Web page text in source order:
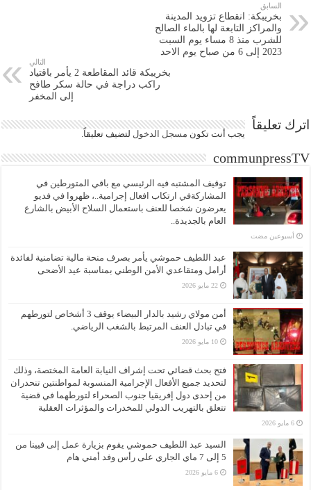
السابق
بخريبكة: انقطاع تزويد المدينة
والمراكز التابعة لها بالماء الصالح
للشرب منذ 8 مساء يوم السبت
2023 إلى 6 من صباح يوم الاحد
التالي
بخريبكة قائد المقاطعة 2 يأمر باقتياد
راكب دراجة في حالة سكر طافح
إلى المخفر
اترك تعليقاً
يجب أنت تكون مسجل الدخول لتضيف تعليقاً.
communpressTV
توقيف المشتبه فيه الرئيسي مع باقي المتورطين في
المشاركةفي ارتكاب افعال إجرامية..، ظهروا في فديو
يعرضون شخصا للعنف باستعمال السلاح الأبيض بالشارع
العام بالجديدة..
‏أسبوعين مضت
عبد اللطيف حموشي يأمر بصرف منحة مالية تضامنية لفائدة
أرامل ومتقاعدي الأمن الوطني بمناسبة عيد الأضحى
22 مايو 2026
أمن مولاي رشيد بالدار البيضاء يوقف 3 أشخاص لتورطهم
في تبادل العنف المرتبط بالشغب الرياضي.
10 مايو 2026
فتح بحث قضائي تحت إشراف النيابة العامة المختصة، وذلك
لتحديد جميع الأفعال الإجرامية المنسوبة لمواطنتين تنحدران
من إحدى دول إفريقيا جنوب الصحراء لتورطهما في قضية
تتعلق بالتهريب الدولي للمخدرات والمؤثرات العقلية
6 مايو 2026
السيد عبد اللطيف حموشي يقوم بزيارة عمل إلى فيينا من
5 إلى 7 ماي الجاري على رأس وفد أمني هام
6 مايو 2026